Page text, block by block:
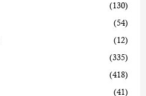
(130)
(54)
(12)
(335)
(418)
(41)